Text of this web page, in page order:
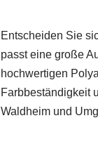
Entscheiden Sie
passt eine große
hochwertigen
Farbbeständigkeit
Waldheim und